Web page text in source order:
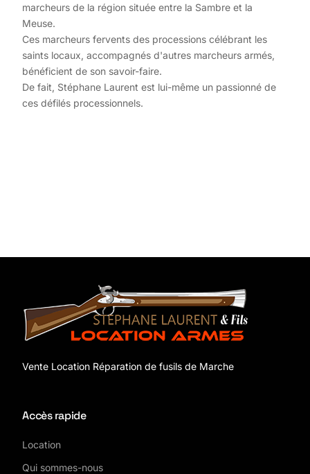
marcheurs de la région située entre la Sambre et la
Meuse.
Ces marcheurs fervents des processions célébrant les
saints locaux, accompagnés d'autres marcheurs armés,
bénéficient de son savoir-faire.
De fait, Stéphane Laurent est lui-même un passionné de
ces défilés processionnels.
Vente Location Réparation de fusils de Marche
Accès rapide
Location
Qui sommes-nous